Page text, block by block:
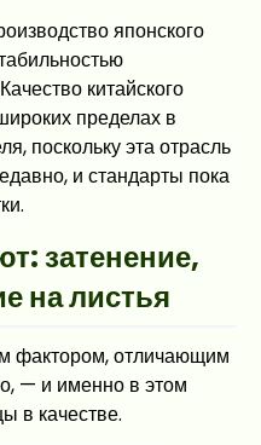
японского
китайского
пределах в
поскольку эта отрасль
и стандарты пока
затенение,
на листья
фактором, отличающим
— и именно в этом
в качестве.